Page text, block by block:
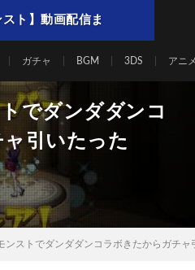
ト】動画配信ま
ガチャ BGM 3DS アニ
でダンダダンコ
引いたった
ンストでダンダダンコラボきたからガチャ